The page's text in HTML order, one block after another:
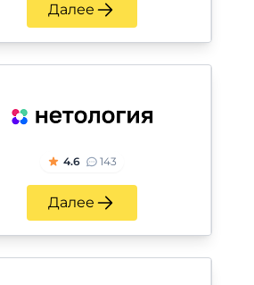
Далее
4.6 143
Далее